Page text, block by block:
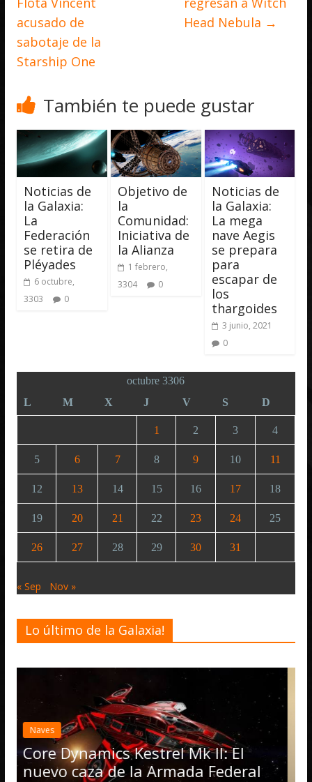
acusado de
sabotaje de la
Starship One
Head Nebula →
También te puede gustar
Noticias de
la Galaxia:
La
Federación
se retira de
Pléyades
6 octubre,
3303
0
Objetivo de
la
Comunidad:
Iniciativa de
la Alianza
1 febrero,
3304
0
Noticias de
la Galaxia:
La mega
nave Aegis
se prepara
para
escapar de
los
thargoides
3 junio, 2021
0
octubre 3306
L
M X J V S D
1 2 3 4
5 6 7 8 9 10 11
12 13 14 15 16 17 18
19 20 21 22 23 24 25
26 27 28 29 30 31
« Sep Nov »
Lo último de la Galaxia!
Mk II: El
Federal
Elite Dangerous recibe
actualización 4.4.0:
Operations, el vehículo
numerosas mejoras